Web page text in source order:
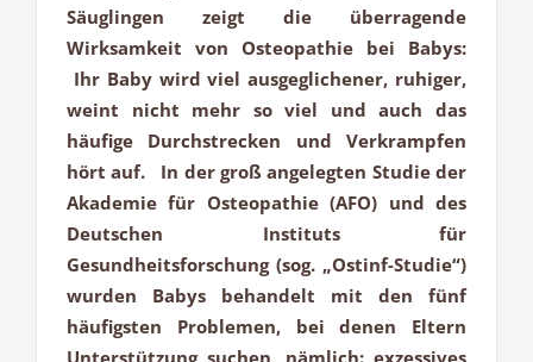
Säuglingen zeigt die überragende
Wirksamkeit von Osteopathie bei Babys:
Ihr Baby wird viel ausgeglichener, ruhiger,
weint nicht mehr so viel und auch das
häufige Durchstrecken und Verkrampfen
hört auf. In der groß angelegten Studie der
Akademie für Osteopathie (AFO) und des
Deutschen Instituts für
Gesundheitsforschung (sog. „Ostinf-Studie“)
wurden Babys behandelt mit den fünf
häufigsten Problemen, bei denen Eltern